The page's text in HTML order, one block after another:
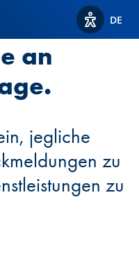
Optionen
DE
für
an
jegliche
zu
zu